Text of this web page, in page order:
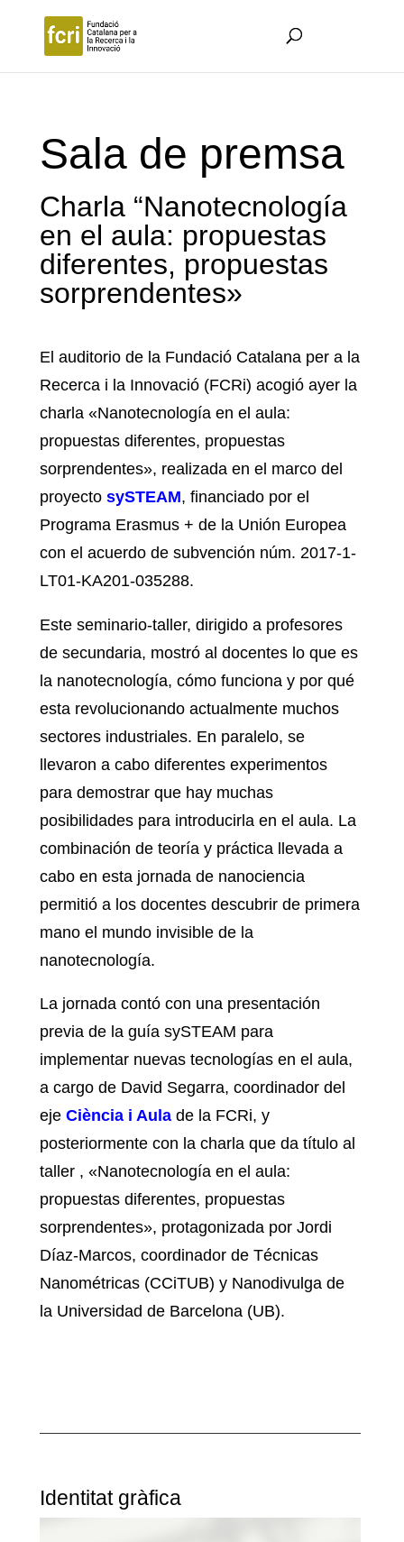
Sala de premsa
Charla “Nanotecnología
en el aula: propuestas
diferentes, propuestas
sorprendentes»
El auditorio de la Fundació Catalana per a la
Recerca i la Innovació (FCRi) acogió ayer la
charla «Nanotecnología en el aula:
propuestas diferentes, propuestas
sorprendentes», realizada en el marco del
proyectosySTEAM, financiado por el
Programa Erasmus + de la Unión Europea
con el acuerdo de subvención núm. 2017-1-
LT01-KA201-035288.
Este seminario-taller, dirigido a profesores
de secundaria, mostró al docentes lo que es
la nanotecnología, cómo funciona y por qué
esta revolucionando actualmente muchos
sectores industriales. En paralelo, se
llevaron a cabo diferentes experimentos
para demostrar que hay muchas
posibilidades para introducirla en el aula. La
combinación de teoría y práctica llevada a
cabo en esta jornada de nanociencia
permitió a los docentes descubrir de primera
mano el mundo invisible de la
nanotecnología.
La jornada contó con una presentación
previa de la guía sySTEAM para
implementar nuevas tecnologías en el aula,
a cargo de David Segarra, coordinador del
ejeCiència i Aula de la FCRi, y
posteriormente con la charla que da título al
taller , «Nanotecnología en el aula:
propuestas diferentes, propuestas
sorprendentes», protagonizada por Jordi
Díaz-Marcos, coordinador de Técnicas
Nanométricas (CCiTUB) y Nanodivulga de
la Universidad de Barcelona (UB).
Identitat gràfica